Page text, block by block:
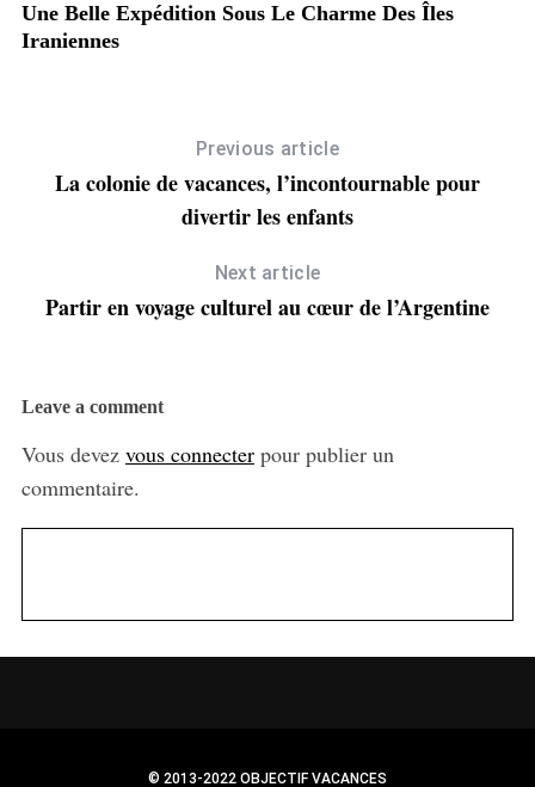
Une Belle Expédition Sous Le Charme Des Îles
Iraniennes
Previous article
La colonie de vacances, l’incontournable pour
divertir les enfants
Next article
Partir en voyage culturel au cœur de l’Argentine
Leave a comment
Vous devez vous connecterpour publier un
commentaire.
© 2013-2022 OBJECTIF VACANCES